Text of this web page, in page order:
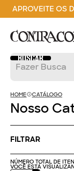
APROVEITE OS
HOME CATÁLOGO
Nosso
FILTRAR
NÚMERO TOTAL DE
VOCÊ ESTÁ